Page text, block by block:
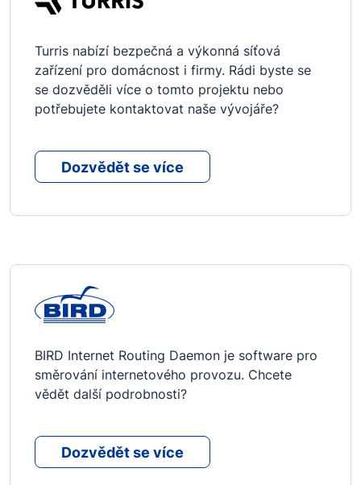
Turris nabízí bezpečná a výkonná síťová
zařízení pro domácnost i firmy. Rádi byste se
se dozvěděli více o tomto projektu nebo
potřebujete kontaktovat naše vývojáře?
Dozvědět se více
BIRD Internet Routing Daemon je software pro
směrování internetového provozu. Chcete
vědět další podrobnosti?
Dozvědět se více